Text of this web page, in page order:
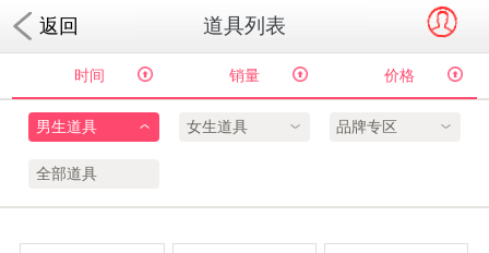
返回 道具列表
时间 销量 价格
男生道具 女生道具 品牌专区
全部道具